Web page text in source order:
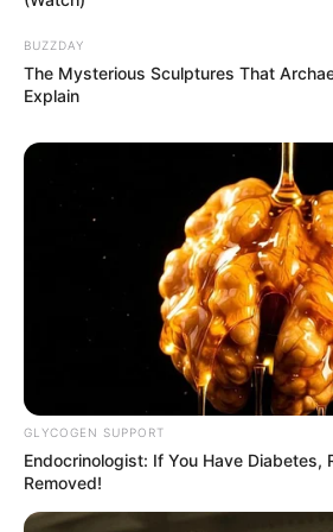
Μα όλα τα ΜΜΕ παρουσίασαν ως
BUZZDAY
The Mysterious Sculptures That
Explain
GLYCOGEN SUPPORT
Endocrinologist: If You Have Diabetes,
Removed!